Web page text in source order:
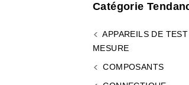
Catégorie
APPAREILS DE
MESURE
COMPOSANTS